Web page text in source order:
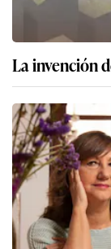
La invención